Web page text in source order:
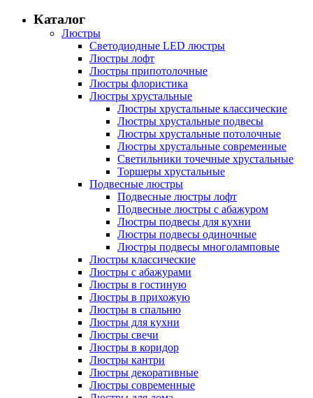
Каталог
Люстры
Светодиодные LED люстры
Люстры лофт
Люстры припотолочные
Люстры флористика
Люстры хрустальные
Люстры хрустальные классические
Люстры хрустальные подвесы
Люстры хрустальные потолочные
Люстры хрустальные современные
Светильники точечные хрустальные
Торшеры хрустальные
Подвесные люстры
Подвесные люстры лофт
Подвесные люстры с абажуром
Люстры подвесы для кухни
Люстры подвесы одиночные
Люстры подвесы многоламповые
Люстры классические
Люстры с абажурами
Люстры в гостиную
Люстры в прихожую
Люстры в спальню
Люстры для кухни
Люстры свечи
Люстры в коридор
Люстры кантри
Люстры декоративные
Люстры современные